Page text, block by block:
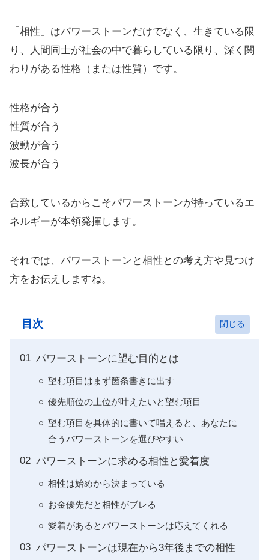
「相性」はパワーストーンだけでなく、生きている限
り、人間同士が社会の中で暮らしている限り、深く関
わりがある性格（または性質）です。
性格が合う
性質が合う
波動が合う
波長が合う
合致しているからこそパワーストーンが持っているエ
ネルギーが本領発揮します。
それでは、パワーストーンと相性との考え方や見つけ
方をお伝えしますね。
目次
パワーストーンに望む目的とは
望む項目はまず箇条書きに出す
優先順位の上位が叶えたいと望む項目
望む項目を具体的に書いて唱えると、あなたに
合うパワーストーンを選びやすい
パワーストーンに求める相性と愛着度
相性は始めから決まっている
お金優先だと相性がブレる
愛着があるとパワーストーンは応えてくれる
パワーストーンは現在から3年後までの相性